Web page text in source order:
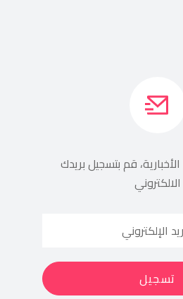
الأخبارية، قم بتسجيل بريدك
الالكتروني